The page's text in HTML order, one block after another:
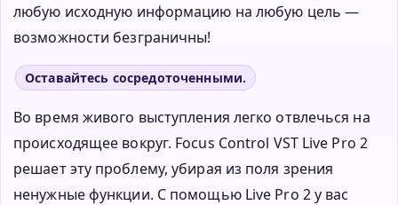
любую исходную информацию на любую цель —
возможности безграничны!
Оставайтесь сосредоточенными.
Во время живого выступления легко отвлечься на
происходящее вокруг. Focus Control VST Live Pro 2
решает эту проблему, убирая из поля зрения
ненужные функции. С помощью Live Pro 2 у вас